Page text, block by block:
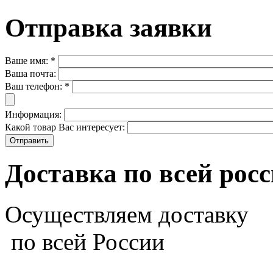
Отправка заявки
Ваше имя: *
Ваша почта:
Ваш телефон: *
Информация:
Какой товар Вас интересует:
Доставка по всей
Осуществляем доставку
по всей России